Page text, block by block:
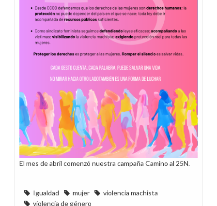
El mes de abril comenzó nuestra campaña Camino al 25N.
Igualdad mujer
violencia machista
violencia de género